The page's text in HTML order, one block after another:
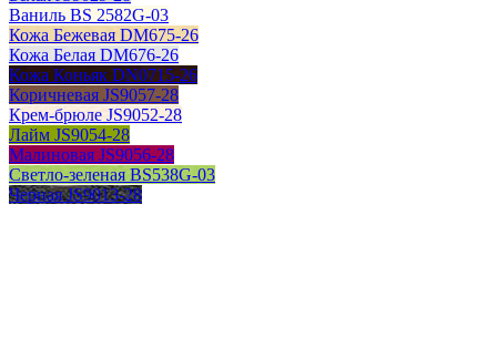
Ваниль BS 2582G-03
Кожа Бежевая DM675-26
Кожа Белая DM676-26
Кожа Коньяк DN0715-26
Коричневая JS9057-28
Крем-брюле JS9052-28
Лайм JS9054-28
Малиновая JS9056-28
Светло-зеленая BS538G-03
Черная JS9013-28